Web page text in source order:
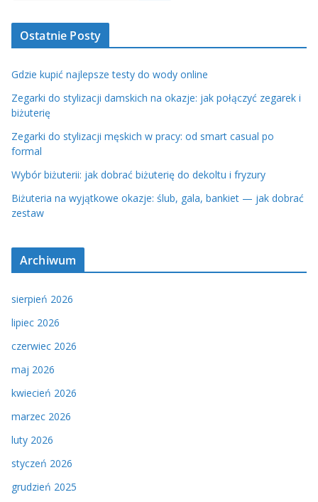
Ostatnie Posty
Gdzie kupić najlepsze testy do wody online
Zegarki do stylizacji damskich na okazje: jak połączyć zegarek i
biżuterię
Zegarki do stylizacji męskich w pracy: od smart casual po
formal
Wybór biżuterii: jak dobrać biżuterię do dekoltu i fryzury
Biżuteria na wyjątkowe okazje: ślub, gala, bankiet — jak dobrać
zestaw
Archiwum
sierpień 2026
lipiec 2026
czerwiec 2026
maj 2026
kwiecień 2026
marzec 2026
luty 2026
styczeń 2026
grudzień 2025